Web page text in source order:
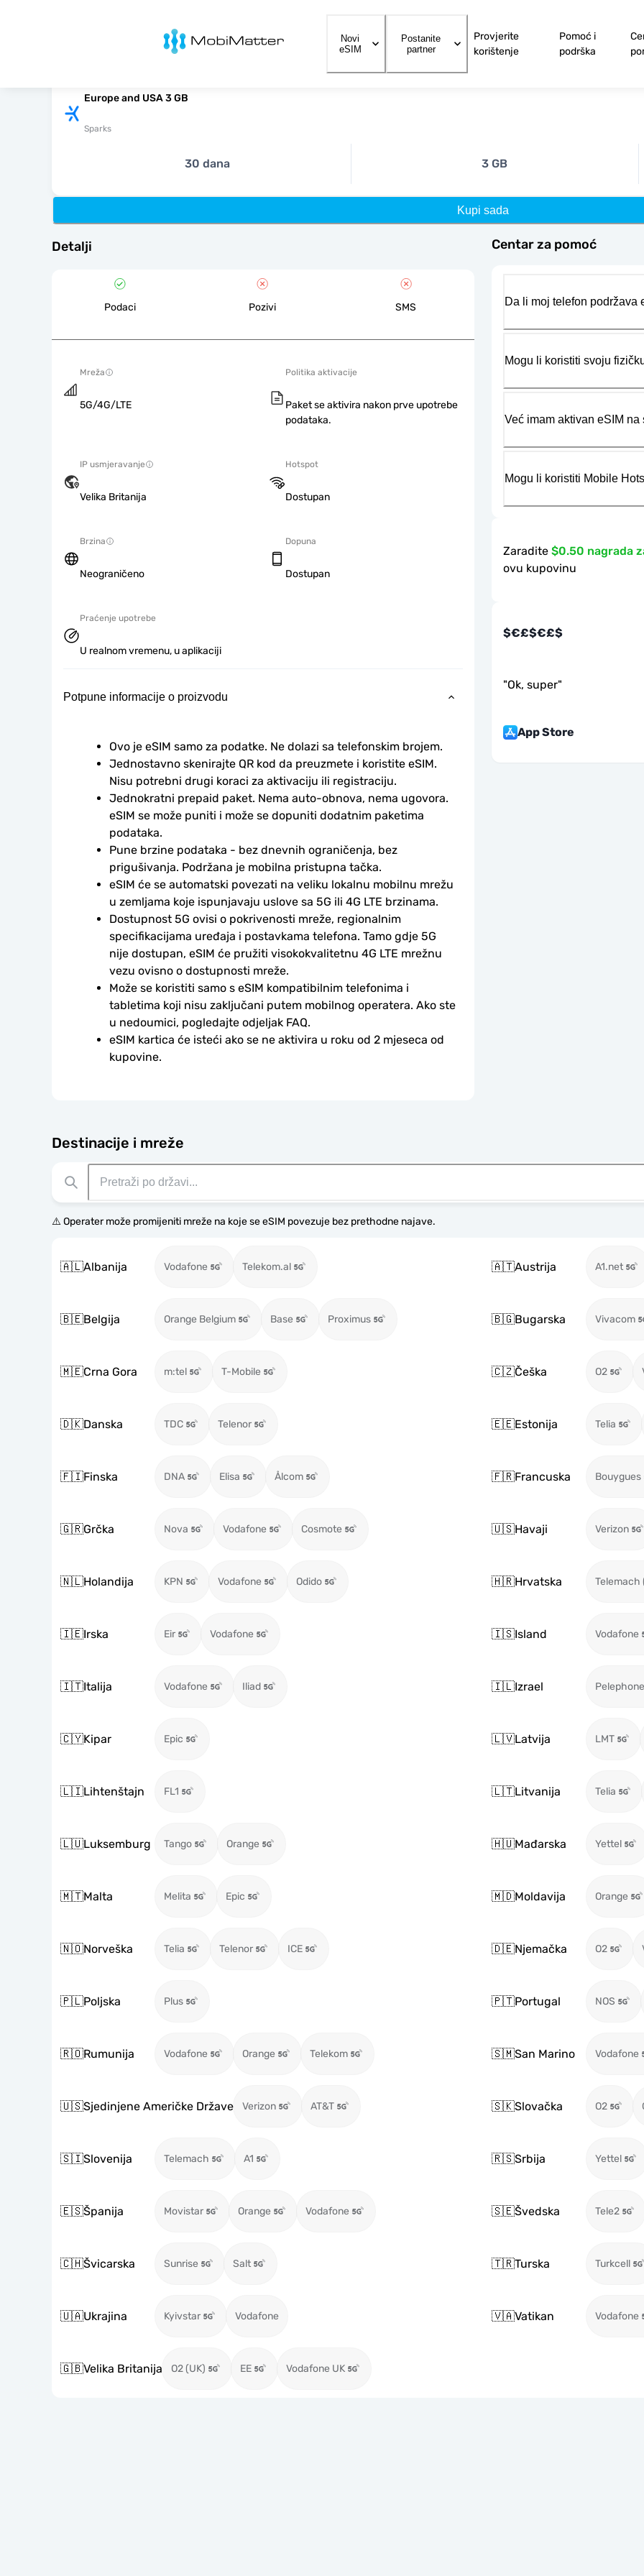
MobiMatter
Novi
eSIM
Postanite
partner
Provjerite
korištenje
Pomoć i
podrška
Europe and USA 3 GB
Sparks
30 dana 3 GB
Kupi sada
Detalji
Podaci Pozivi SMS
Mreža
5G/4G/LTE
Politika aktivacije
Paket se aktivira nakon prve upotrebe
podataka.
IP usmjeravanje
Velika Britanija
Hotspot
Dostupan
Brzina
Neograničeno
Dopuna
Dostupan
Praćenje upotrebe
U realnom vremenu, u aplikaciji
Potpune informacije o proizvodu
Ovo je eSIM samo za podatke. Ne dolazi sa telefonskim brojem.
Jednostavno skenirajte QR kod da preuzmete i koristite eSIM.
Nisu potrebni drugi koraci za aktivaciju ili registraciju.
Jednokratni prepaid paket. Nema auto-obnova, nema ugovora.
eSIM se može puniti i može se dopuniti dodatnim paketima
podataka.
Pune brzine podataka - bez dnevnih ograničenja, bez
prigušivanja. Podržana je mobilna pristupna tačka.
eSIM će se automatski povezati na veliku lokalnu mobilnu mrežu
u zemljama koje ispunjavaju uslove sa 5G ili 4G LTE brzinama.
Dostupnost 5G ovisi o pokrivenosti mreže, regionalnim
specifikacijama uređaja i postavkama telefona. Tamo gdje 5G
nije dostupan, eSIM će pružiti visokokvalitetnu 4G LTE mrežnu
vezu ovisno o dostupnosti mreže.
Može se koristiti samo s eSIM kompatibilnim telefonima i
tabletima koji nisu zaključani putem mobilnog operatera. Ako ste
u nedoumici, pogledajte odjeljak FAQ.
eSIM kartica će isteći ako se ne aktivira u roku od 2 mjeseca od
kupovine.
Destinacije i mreže
⚠️ Operater može promijeniti mreže na koje se eSIM povezuje bez prethodne najave.
🇦🇱Albanija Vodafone Telekom.al 🇦🇹Austrija A1.net
🇧🇪Belgija Orange Belgium Base Proximus 🇧🇬Bugarska Vivacom
🇲🇪Crna Gora m:tel T-Mobile 🇨🇿Češka O2
🇩🇰Danska TDC Telenor 🇪🇪Estonija Telia
🇫🇮Finska DNA Elisa Ålcom 🇫🇷Francuska Bouygues
🇬🇷Grčka Nova Vodafone Cosmote 🇺🇸Havaji Verizon
🇳🇱Holandija KPN Vodafone Odido 🇭🇷Hrvatska Telemach
🇮🇪Irska Eir Vodafone 🇮🇸Island Vodafone
🇮🇹Italija Vodafone Iliad 🇮🇱Izrael Pelephone
🇨🇾Kipar Epic 🇱🇻Latvija LMT
🇱🇮Lihtenštajn FL1 🇱🇹Litvanija Telia
🇱🇺Luksemburg Tango Orange 🇭🇺Mađarska Yettel
🇲🇹Malta Melita Epic 🇲🇩Moldavija Orange
🇳🇴Norveška Telia Telenor ICE 🇩🇪Njemačka O2
🇵🇱Poljska Plus 🇵🇹Portugal NOS
🇷🇴Rumunija Vodafone Orange Telekom 🇸🇲San Marino Vodafone
🇺🇸Sjedinjene Američke Države Verizon AT&T 🇸🇰Slovačka O2
🇸🇮Slovenija Telemach A1 🇷🇸Srbija Yettel
🇪🇸Španija Movistar Orange Vodafone 🇸🇪Švedska Tele2
🇨🇭Švicarska Sunrise Salt 🇹🇷Turska Turkcell
🇺🇦Ukrajina Kyivstar Vodafone 🇻🇦Vatikan Vodafone
🇬🇧Velika Britanija O2 (UK) EE Vodafone UK
Centar za pomoć
Da li moj telefon podržava
Mogu li koristiti svoju
Već imam aktivan eSIM
Mogu li koristiti Mobile
Zaradite $0.50 nagrada
ovu kupovinu
$€£$€£$
"Ok, super"
App Store